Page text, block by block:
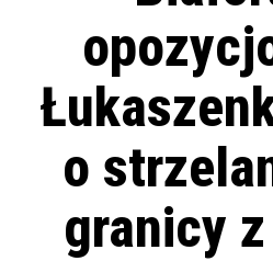
o
granicy